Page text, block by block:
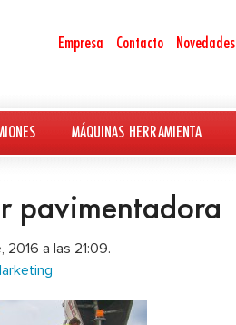
Empresa Contacto Novedades
MÁQUINAS HERRAMIENTA
pavimentadora
2016 a las 21:09.